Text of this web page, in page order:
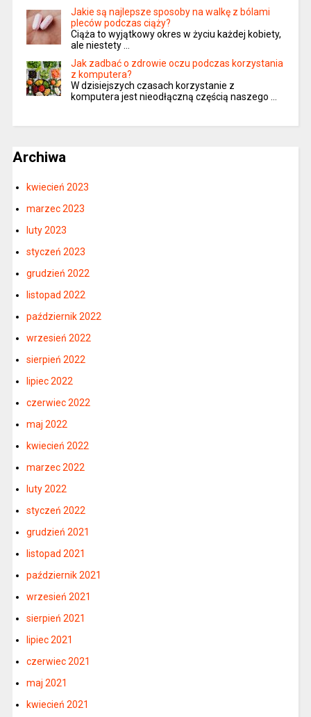
Jakie są najlepsze sposoby na walkę z bólami
pleców podczas ciąży?
Ciąża to wyjątkowy okres w życiu każdej kobiety,
ale niestety …
Jak zadbać o zdrowie oczu podczas korzystania
z komputera?
W dzisiejszych czasach korzystanie z
komputera jest nieodłączną częścią naszego …
Archiwa
kwiecień 2023
marzec 2023
luty 2023
styczeń 2023
grudzień 2022
listopad 2022
październik 2022
wrzesień 2022
sierpień 2022
lipiec 2022
czerwiec 2022
maj 2022
kwiecień 2022
marzec 2022
luty 2022
styczeń 2022
grudzień 2021
listopad 2021
październik 2021
wrzesień 2021
sierpień 2021
lipiec 2021
czerwiec 2021
maj 2021
kwiecień 2021